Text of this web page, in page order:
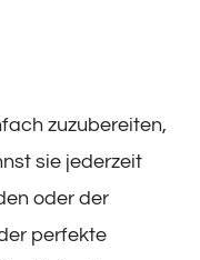
zuzubereiten,
sie jederzeit
oder der
perfekte